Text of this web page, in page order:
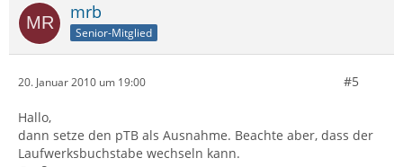
mrb
Senior-Mitglied
20. Januar 2010 um 19:00 #5
Hallo,
dann setze den pTB als Ausnahme. Beachte aber, dass der
Laufwerksbuchstabe wechseln kann.